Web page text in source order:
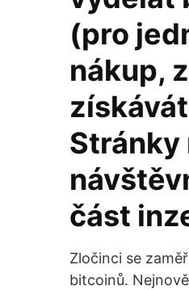
(pro
nákup,
Stránky
část
Zločinci se
bitcoinů.